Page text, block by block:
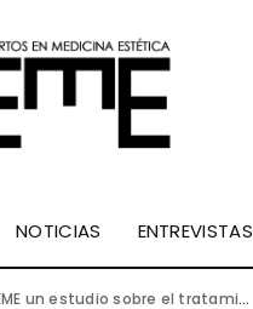
NOTICIAS ENTREVISTAS
con ácido tranexámico y microneedling